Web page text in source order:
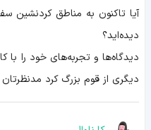
آیا تاکنون به مناطق کردنشین
دیده‌اید؟
دیدگاه‌ها و تجربه‌های خود را با
دیگری از قوم بزرگ کرد